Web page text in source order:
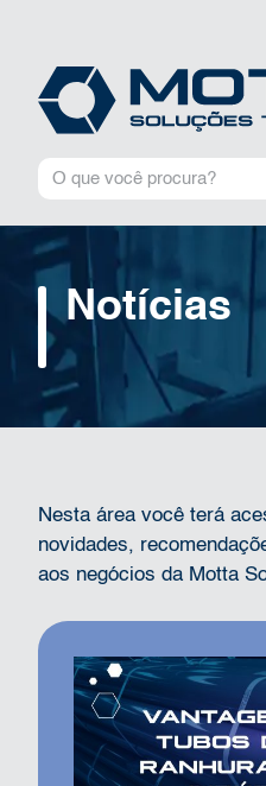
Notícias
Nesta área você terá
novidades,
aos negócios da Motta